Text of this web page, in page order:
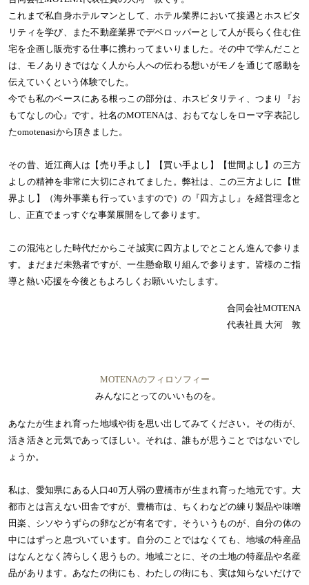
これまで私自身ホテルマンとして、ホテル業界において接遇とホスピタ
リティを学び、また不動産業界でデベロッパーとして人が長らく住む住
宅を企画し販売する仕事に携わってまいりました。その中で学んだこと
は、モノありきではなく人から人への伝わる想いがモノを通じて感動を
伝えていくという体験でした。
今でも私のベースにある根っこの部分は、ホスピタリティ、つまり『お
もてなしの心』です。社名のMOTENAは、おもてなしをローマ字表記し
たomotenasiから頂きました。
その昔、近江商人は【売り手よし】【買い手よし】【世間よし】の三方
よしの精神を非常に大切にされてました。弊社は、この三方よしに【世
界よし】（海外事業も行っていますので）の『四方よし』を経営理念と
し、正直でまっすぐな事業展開をして参ります。
この混沌とした時代だからこそ誠実に四方よしでとことん進んで参りま
す。まだまだ未熟者ですが、一生懸命取り組んで参ります。皆様のご指
導と熱い応援を今後ともよろしくお願いいたします。
合同会社MOTENA
代表社員 大河 敦
MOTENAのフィロソフィー
みんなにとってのいいものを。
あなたが生まれ育った地域や街を思い出してみてください。その街が、
活き活きと元気であってほしい。それは、誰もが思うことではないでし
ょうか。
私は、愛知県にある人口40万人弱の豊橋市が生まれ育った地元です。大
都市とは言えない田舎ですが、豊橋市は、ちくわなどの練り製品や味噌
田楽、シソやうずらの卵などが有名です。そういうものが、自分の体の
中にはずっと息づいています。自分のことではなくても、地域の特産品
はなんとなく誇らしく思うもの。地域ごとに、その土地の特産品や名産
品があります。あなたの街にも、わたしの街にも、実は知らないだけで